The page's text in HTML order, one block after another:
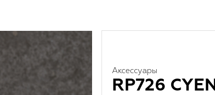
Аксессуары
RP726 CYEN